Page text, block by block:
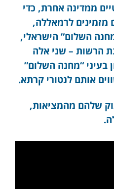
ממדינה אחרת, כדי
מזמינים לרמאללה,
השלום” הישראלי,
הרשות – שני אלה
בעיני “מחנה השלום”
אותם לנטורי קרתא.
שלהם מהמציאות,